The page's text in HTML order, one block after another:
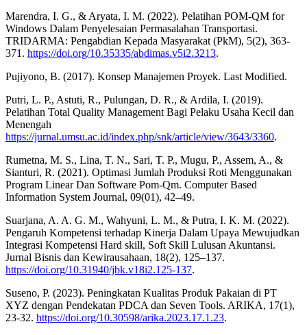
Marendra, I. G., & Aryata, I. M. (2022). Pelatihan POM-QM for
Windows Dalam Penyelesaian Permasalahan Transportasi.
TRIDARMA: Pengabdian Kepada Masyarakat (PkM), 5(2), 363-
371. https://doi.org/10.35335/abdimas.v5i2.3213.
Pujiyono, B. (2017). Konsep Manajemen Proyek. Last Modified.
Putri, L. P., Astuti, R., Pulungan, D. R., & Ardila, I. (2019).
Pelatihan Total Quality Management Bagi Pelaku Usaha Kecil dan
Menengah
https://jurnal.umsu.ac.id/index.php/snk/article/view/3643/3360.
Rumetna, M. S., Lina, T. N., Sari, T. P., Mugu, P., Assem, A., &
Sianturi, R. (2021). Optimasi Jumlah Produksi Roti Menggunakan
Program Linear Dan Software Pom-Qm. Computer Based
Information System Journal, 09(01), 42–49.
Suarjana, A. A. G. M., Wahyuni, L. M., & Putra, I. K. M. (2022).
Pengaruh Kompetensi terhadap Kinerja Dalam Upaya Mewujudkan
Integrasi Kompetensi Hard skill, Soft Skill Lulusan Akuntansi.
Jurnal Bisnis dan Kewirausahaan, 18(2), 125–137.
https://doi.org/10.31940/jbk.v18i2.125-137.
Suseno, P. (2023). Peningkatan Kualitas Produk Pakaian di PT
XYZ dengan Pendekatan PDCA dan Seven Tools. ARIKA, 17(1),
23-32. https://doi.org/10.30598/arika.2023.17.1.23.